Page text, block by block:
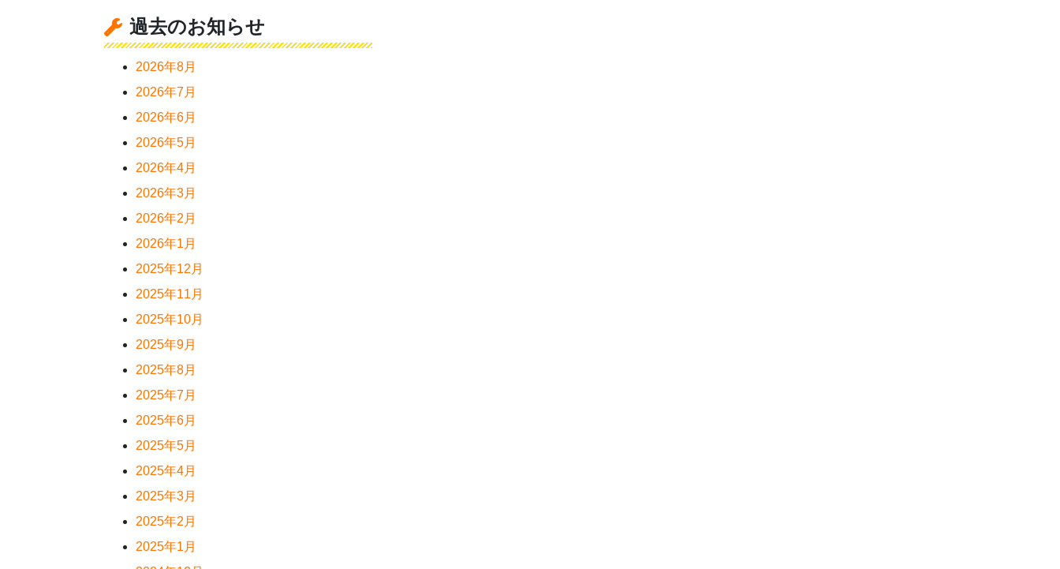
過去のお知らせ
2026年8月
2026年7月
2026年6月
2026年5月
2026年4月
2026年3月
2026年2月
2026年1月
2025年12月
2025年11月
2025年10月
2025年9月
2025年8月
2025年7月
2025年6月
2025年5月
2025年4月
2025年3月
2025年2月
2025年1月